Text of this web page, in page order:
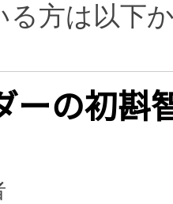
る方は以下
ーの初斟